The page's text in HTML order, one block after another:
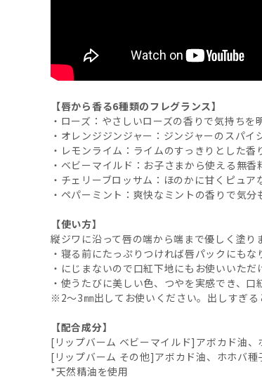
【唇から香る6種類のフレグランス】
・ローズ：やさしいローズの香りで気持ちを
・オレンジジンジャー：ジンジャーのスパ
・レモンライム：ライムのすっきりとした香
・ベビーマイルド：お子さまから使える無香
・チェリーブロッサム：ほのかに甘くピュ
・ペパーミント：爽快なミントの香りで気分
【使い方】
縦ジワに沿って唇の端から端まで優しく塗り
・寝る前にたっぷりつければ唇パックにもな
・にじまないので口紅下地にもお使いいただ
・使うたびに美しい色、つやを実感でき、口
※2～3㎜出してお使いください。出しすぎる
【配合成分】
[リップバーム ベビーマイルド]アボカド油
[リップバーム その他]アボカド油、ホホバ
*天然精油を使用